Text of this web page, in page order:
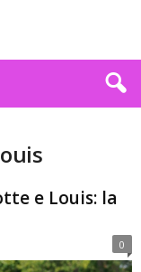
e Louis: la
0